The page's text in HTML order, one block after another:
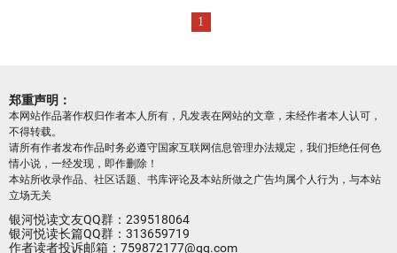
1
郑重声明：
本网站作品著作权归作者本人所有，凡发表在网站的文章，未经作者本人认可，
不得转载。
请所有作者发布作品时务必遵守国家互联网信息管理办法规定，我们拒绝任何色
情小说，一经发现，即作删除！
本站所收录作品、社区话题、书库评论及本站所做之广告均属个人行为，与本站
立场无关
银河悦读文友QQ群：239518064
银河悦读长篇QQ群：313659719
作者读者投诉邮箱：759872177@qq.com